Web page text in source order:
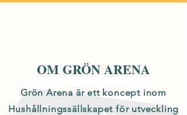
OM GRÖN ARENA
Grön Arena är ett koncept inom
Hushållningssällskapet för utveckling